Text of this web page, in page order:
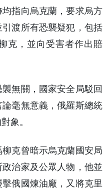
指向烏克蘭，要求烏方
渡所有恐襲疑犯，包括
克，並向受害者作出賠
無關，國家安全局駁回
毫無意義，俄羅斯總統
象。
克曾暗示烏克蘭國安局
治家及公眾人物，他並
俄國煉油廠，又將克里